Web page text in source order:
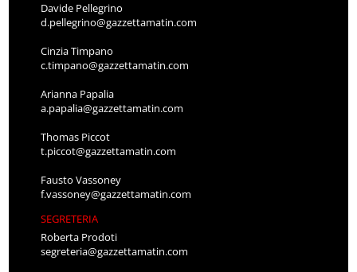
Davide Pellegrino
d.pellegrino@gazzettamatin.com
Cinzia Timpano
c.timpano@gazzettamatin.com
Arianna Papalia
a.papalia@gazzettamatin.com
Thomas Piccot
t.piccot@gazzettamatin.com
Fausto Vassoney
f.vassoney@gazzettamatin.com
SEGRETERIA
Roberta Prodoti
segreteria@gazzettamatin.com